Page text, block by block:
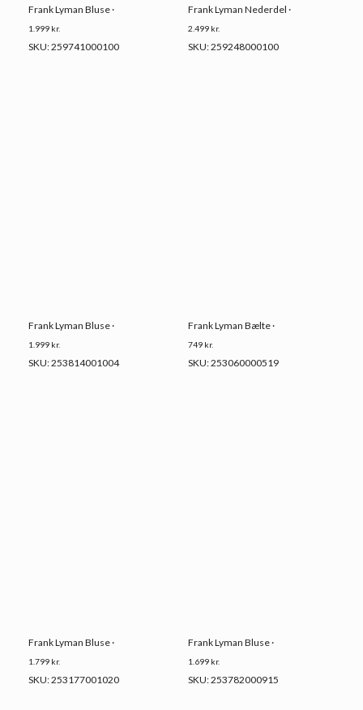
Frank Lyman Bluse ·
1.999 kr.
SKU: 259741000100
Frank Lyman Nederdel ·
2.499 kr.
SKU: 259248000100
Frank Lyman Bluse ·
1.999 kr.
SKU: 253814001004
Frank Lyman Bælte ·
749 kr.
SKU: 253060000519
Frank Lyman Bluse ·
1.799 kr.
SKU: 253177001020
Frank Lyman Bluse ·
1.699 kr.
SKU: 253782000915